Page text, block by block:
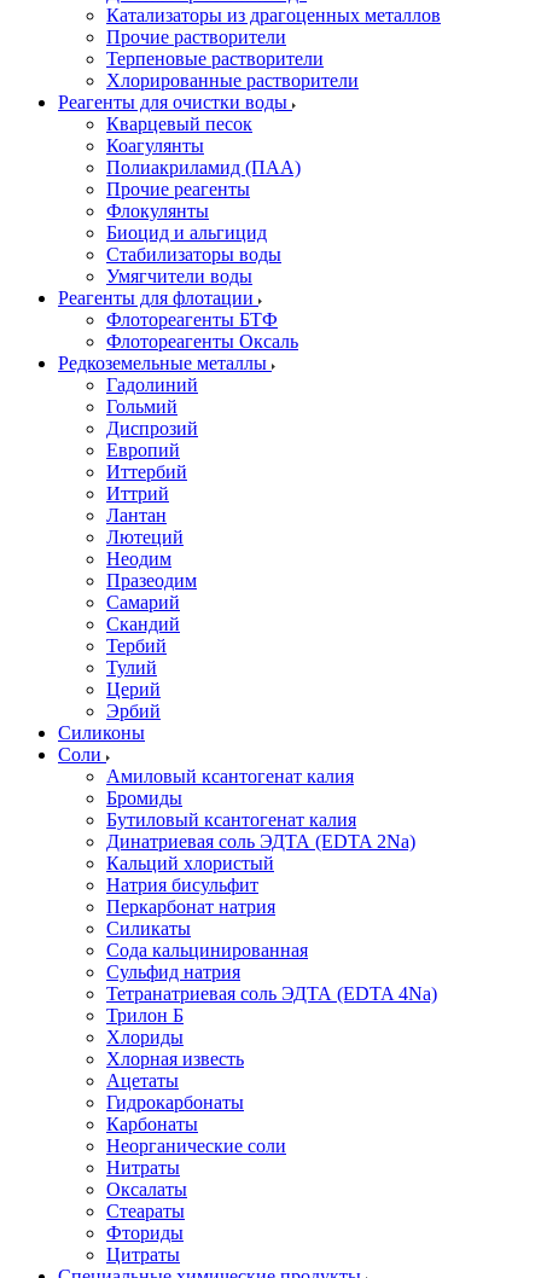
Катализаторы из драгоценных металлов
Прочие растворители
Терпеновые растворители
Хлорированные растворители
Реагенты для очистки воды
Кварцевый песок
Коагулянты
Полиакриламид (ПАА)
Прочие реагенты
Флокулянты
Биоцид и альгицид
Стабилизаторы воды
Умягчители воды
Реагенты для флотации
Флотореагенты БТФ
Флотореагенты Оксаль
Редкоземельные металлы
Гадолиний
Гольмий
Диспрозий
Европий
Иттербий
Иттрий
Лантан
Лютеций
Неодим
Празеодим
Самарий
Скандий
Тербий
Тулий
Церий
Эрбий
Силиконы
Соли
Амиловый ксантогенат калия
Бромиды
Бутиловый ксантогенат калия
Динатриевая соль ЭДТА (EDTA 2Na)
Кальций хлористый
Натрия бисульфит
Перкарбонат натрия
Силикаты
Сода кальцинированная
Сульфид натрия
Тетранатриевая соль ЭДТА (EDTA 4Na)
Трилон Б
Хлориды
Хлорная известь
Ацетаты
Гидрокарбонаты
Карбонаты
Неорганические соли
Нитраты
Оксалаты
Стеараты
Фториды
Цитраты